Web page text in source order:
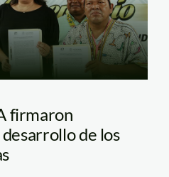
firmaron
de los